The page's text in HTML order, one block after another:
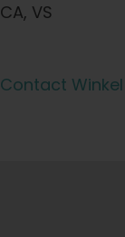
CA, VS
Contact Winkel